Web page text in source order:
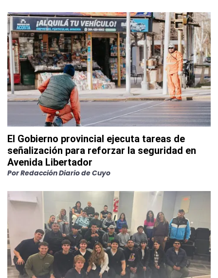
El Gobierno provincial ejecuta tareas de
señalización para reforzar la seguridad en
Avenida Libertador
PorRedacción Diario de Cuyo